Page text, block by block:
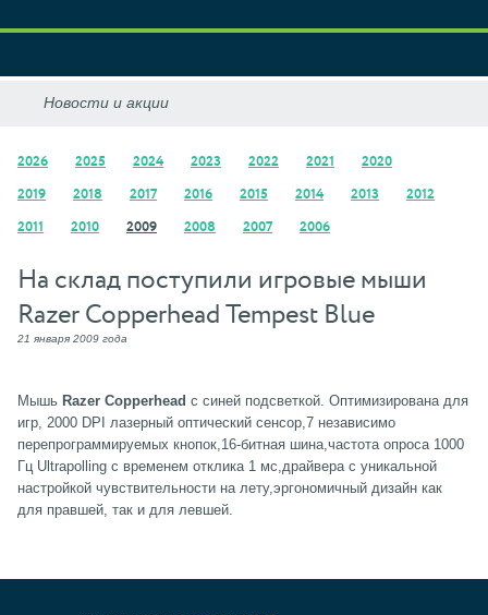
2026 2025 2024 2023 2022 2021 2020
2019 2018 2017 2016 2015 2014 2013 2012
2011 2010 2009 2008 2007 2006
На склад поступили игровые мыши
Razer Copperhead Tempest Blue
21 января 2009 года
Мышь Razer Copperhead с синей подсветкой. Оптимизирована для
игр, 2000 DPI лазерный оптический сенсор,7 независимо
перепрограммируемых кнопок,16-битная шина,частота опроса 1000
Гц Ultrapolling с временем отклика 1 мс,драйвера с уникальной
настройкой чувствительности на лету,эргономичный дизайн как
для правшей, так и для левшей.